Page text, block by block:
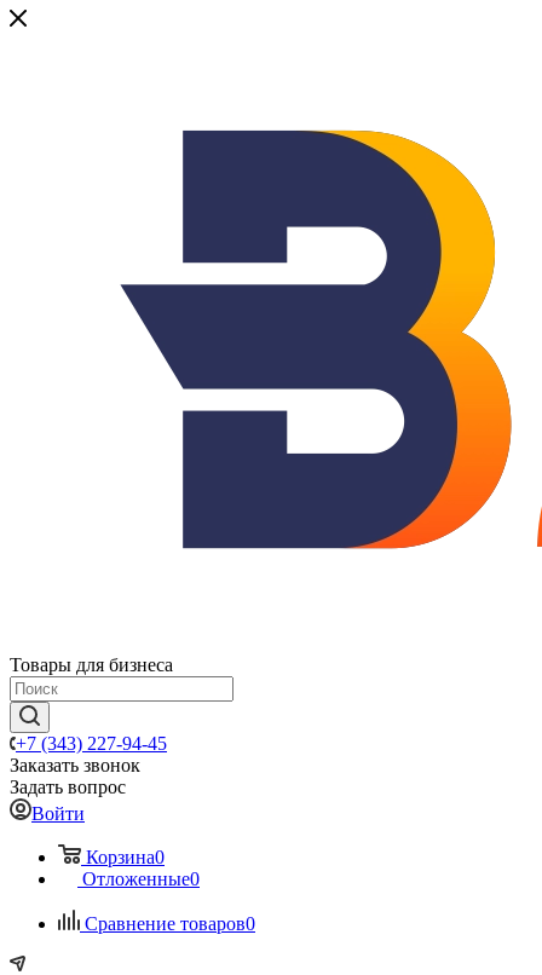
Товары для бизнеса
+7 (343) 227-94-45
Заказать звонок
Задать вопрос
Войти
Корзина0
Отложенные0
Сравнение товаров0